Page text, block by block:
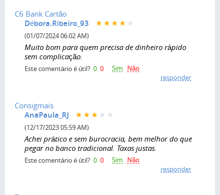
C6 Bank Cartão
Débora.Ribeiro_93
(01/07/2024 06:02 AM)
Muito bom para quem precisa de dinheiro rápido
sem complicação.
Este comentário é útil? 0 0 Sim
Não
responder
Consigmais
AnaPaula_RJ
(12/17/2023 05:59 AM)
Achei prático e sem burocracia, bem melhor do que
pegar no banco tradicional. Taxas justas.
Este comentário é útil? 0 0 Sim
Não
responder